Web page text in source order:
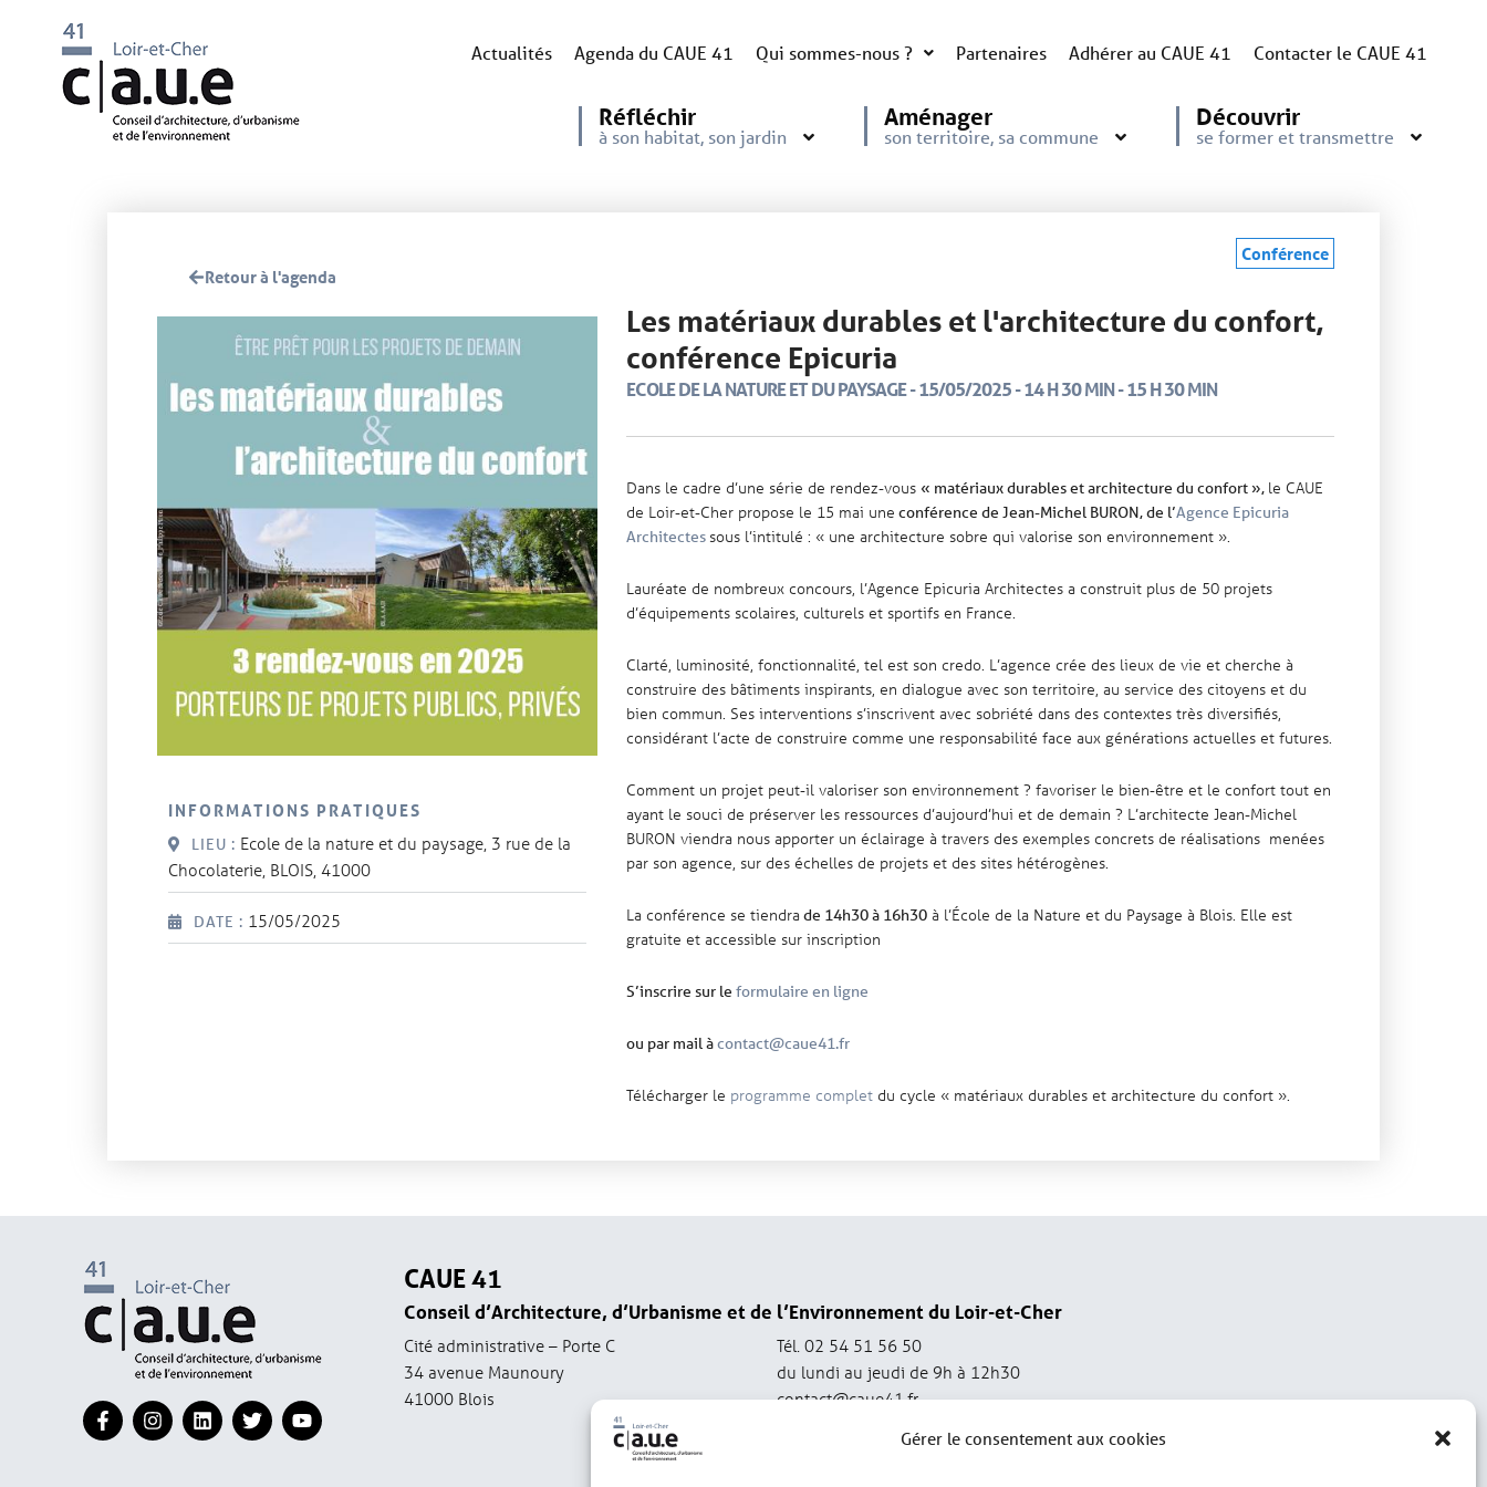
Gérer le consentement aux cookies
Actualités Agenda du CAUE 41 Qui sommes-nous ? Partenaires Adhérer au CAUE 41 Contacter le CAUE 41
Réfléchir
à son habitat, son jardin
Aménager
son territoire, sa commune
Découvrir
se former et transmettre
Retour à l'agenda
INFORMATIONS PRATIQUES
LIEU : Ecole de la nature et du paysage, 3 rue de la
Chocolaterie, BLOIS, 41000
DATE : 15/05/2025
Conférence
Les matériaux durables et l'architecture du confort,
conférence Epicuria
ECOLE DE LA NATURE ET DU PAYSAGE - 15/05/2025 - 14 H 30 MIN - 15 H 30 MIN
Dans le cadre d’une série de rendez-vous « matériaux durables et architecture du confort », le CAUE
de Loir-et-Cher propose le 15 mai une conférence de Jean-Michel BURON, de l’Agence Epicuria
Architectes sous l’intitulé : « une architecture sobre qui valorise son environnement ».
Lauréate de nombreux concours, l’Agence Epicuria Architectes a construit plus de 50 projets
d’équipements scolaires, culturels et sportifs en France.
Clarté, luminosité, fonctionnalité, tel est son credo. L’agence crée des lieux de vie et cherche à
construire des bâtiments inspirants, en dialogue avec son territoire, au service des citoyens et du
bien commun. Ses interventions s’inscrivent avec sobriété dans des contextes très diversifiés,
considérant l’acte de construire comme une responsabilité face aux générations actuelles et futures.
Comment un projet peut-il valoriser son environnement ? favoriser le bien-être et le confort tout en
ayant le souci de préserver les ressources d’aujourd’hui et de demain ? L’architecte Jean-Michel
BURON viendra nous apporter un éclairage à travers des exemples concrets de réalisations menées
par son agence, sur des échelles de projets et des sites hétérogènes.
La conférence se tiendra de 14h30 à 16h30à l’École de la Nature et du Paysage à Blois. Elle est
gratuite et accessible sur inscription
S’inscrire sur le formulaire en ligne
ou par mail àcontact@caue41.fr
Télécharger le programme completdu cycle « matériaux durables et architecture du confort ».
CAUE 41
Conseil d’Architecture, d’Urbanisme et de l’Environnement du Loir-et-Cher
Cité administrative – Porte C
34 avenue Maunoury
41000 Blois
Tél. 02 54 51 56 50
du lundi au jeudi de 9h à 12h30
contact@caue41.fr